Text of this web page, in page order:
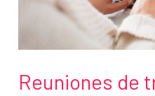
cualquier
del
día
Reuniones de